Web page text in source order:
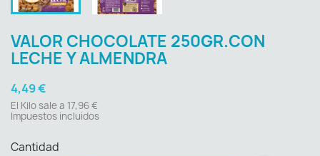
VALOR CHOCOLATE 250GR.CON
LECHE Y ALMENDRA
4,49 €
El Kilo sale a 17,96 €
Impuestos incluidos
Cantidad